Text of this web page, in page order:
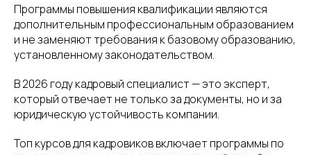
Программы повышения квалификации являются
дополнительным профессиональным образованием
и не заменяют требования к базовому образованию,
установленному законодательством.
В 2026 году кадровый специалист — это эксперт,
который отвечает не только за документы, но и за
юридическую устойчивость компании.
Топ курсов для кадровиков включает программы по